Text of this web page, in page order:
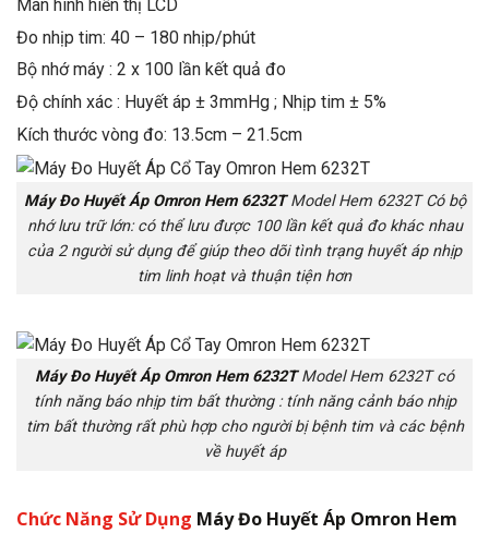
Màn hình hiển thị LCD
Đo nhịp tim: 40 – 180 nhịp/phút
Bộ nhớ máy : 2 x 100 lần kết quả đo
Độ chính xác : Huyết áp ± 3mmHg ; Nhịp tim ± 5%
Kích thước vòng đo: 13.5cm – 21.5cm
Máy Đo Huyết Áp Omron Hem 6232TModel Hem 6232T Có bộ
nhớ lưu trữ lớn: có thể lưu được 100 lần kết quả đo khác nhau
của 2 người sử dụng để giúp theo dõi tình trạng huyết áp nhịp
tim linh hoạt và thuận tiện hơn
Máy Đo Huyết Áp Omron Hem 6232T Model Hem 6232T có
tính năng báo nhịp tim bất thường : tính năng cảnh báo nhịp
tim bất thường rất phù hợp cho người bị bệnh tim và các bệnh
về huyết áp
Chức Năng Sử Dụng Máy Đo Huyết Áp Omron Hem